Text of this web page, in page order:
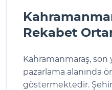
Rekabet
Kahramanmaraş, son
pazarlama alanında
göstermektedir.